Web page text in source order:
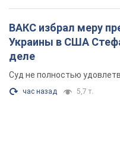
ВАКС избрал меру
Украины в США
деле
Суд не полностью
час назад 5,7 т.